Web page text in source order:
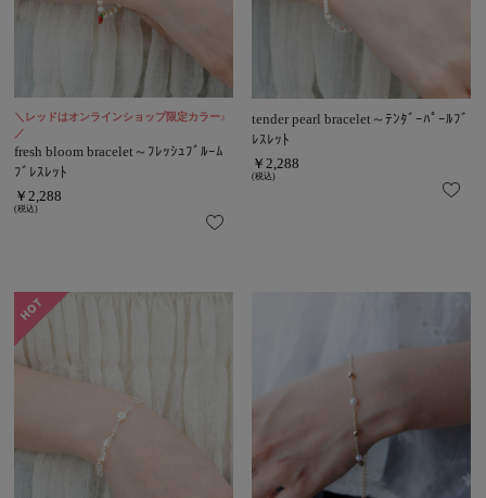
＼レッドはオンラインショップ限定カラー♪
／
fresh bloom bracelet～ﾌﾚｯｼｭﾌﾞﾙｰﾑ
ﾌﾞﾚｽﾚｯﾄ
￥2,288
(税込)
tender pearl bracelet～ﾃﾝﾀﾞｰﾊﾟｰﾙﾌﾞ
ﾚｽﾚｯﾄ
￥2,288
(税込)